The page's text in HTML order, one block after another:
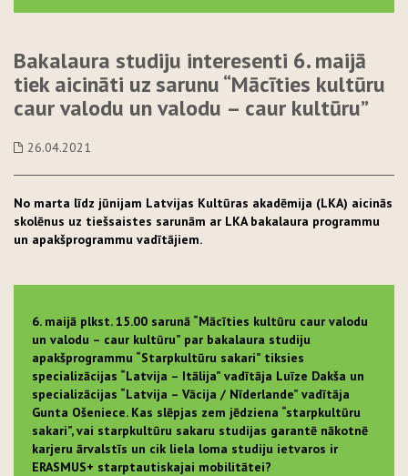
Bakalaura studiju interesenti 6. maijā
tiek aicināti uz sarunu “Mācīties kultūru
caur valodu un valodu – caur kultūru”
26.04.2021
No marta līdz jūnijam Latvijas Kultūras akadēmija (LKA) aicinās
skolēnus uz tiešsaistes sarunām ar LKA bakalaura programmu
un apakšprogrammu vadītājiem.
6. maijā plkst. 15.00 sarunā “Mācīties kultūru caur valodu
un valodu – caur kultūru” par bakalaura studiju
apakšprogrammu “Starpkultūru sakari” tiksies
specializācijas “Latvija – Itālija” vadītāja Luīze Dakša un
specializācijas “Latvija – Vācija / Nīderlande” vadītāja
Gunta Ošeniece. Kas slēpjas zem jēdziena “starpkultūru
sakari”, vai starpkultūru sakaru studijas garantē nākotnē
karjeru ārvalstīs un cik liela loma studiju ietvaros ir
ERASMUS+ starptautiskajai mobilitātei?